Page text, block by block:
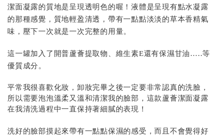
潔面凝露的質地是呈現透明色的喔！液體是呈現有點水凝露
的那種感覺，質地輕盈清透，帶有一點點淡淡的草本香精氣
味，壓下一次就是一次完整的用量。
這一罐加入了開普蘆薈提取物、維生素E還有保濕甘油…..等
優質成分。
平常我很喜歡化妝，卸妝完畢之後一定要非常認真的洗臉，
所以需要泡泡溫柔又溫和清潔我的臉部，這款蘆薈潔面凝露
在我清洗過程中一直保持著細膩的表現！
洗好的臉部摸起來帶有一點點保濕的感受，而且不會覺得好